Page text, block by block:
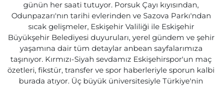
günün her saati tutuyor. Porsuk Çayı kıyısından,
Odunpazarı'nın tarihi evlerinden ve Sazova Parkı'ndan
sıcak gelişmeler, Eskişehir Valiliği ile Eskişehir
Büyükşehir Belediyesi duyuruları, yerel gündem ve şehir
yaşamına dair tüm detaylar anbean sayfalarımıza
taşınıyor. Kırmızı-Siyah sevdamız Eskişehirspor'un maç
özetleri, fikstür, transfer ve spor haberleriyle sporun kalbi
burada atıyor. Üç büyük üniversitesiyle Türkiye'nin